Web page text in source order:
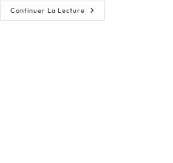
Continuer La Lecture Première
Rencontre